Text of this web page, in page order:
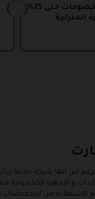
كوبون خصم كايروكارت خصومات حتى 25%
المنزلية
من انها شركة حديثة
و الاجهزة
الاستفادة من التخفيضات